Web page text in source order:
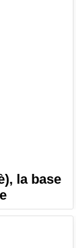
la base